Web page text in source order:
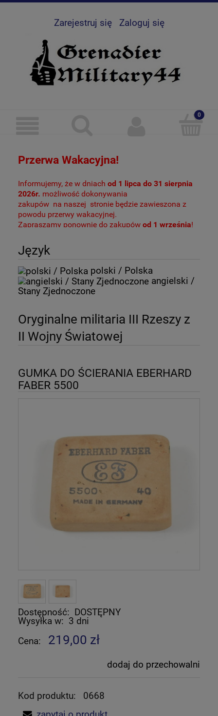
Zarejestruj się Zaloguj się
Przerwa Wakacyjna!
Informujemy, że w dniachod 1 lipca do 31 sierpnia
2026r. możliwość dokonywania
zakupów na naszej stronie będzie zawieszona z
powodu przerwy wakacyjnej.
Zapraszamy ponownie do zakupówod 1 września!
Holiday Break!
Please be advised that from July 1st to August 31st
2026, the ability to make
our summer holiday break.
We invite you to shop with us again
starting September 1st! We wish you a wonderful
Język
polski / Polska
angielski /
Stany Zjednoczone
Oryginalne militaria III Rzeszy z
II Wojny Światowej
GUMKA DO ŚCIERANIA EBERHARD
FABER 5500
Dostępność:
DOSTĘPNY
Wysyłka w: 3 dni
Cena:
219,00 zł
dodaj do przechowalni
Kod produktu:
0668